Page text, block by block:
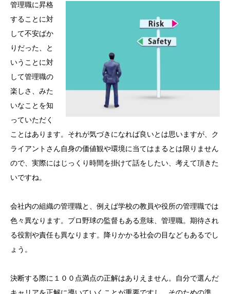
管理職に昇格
することに対
して不安ばか
りだった、と
いうことに対
して管理職の
楽しさ、みた
いなことを知
っていただく
ことはあります。それが気づきになれば良いとは思いますが、ク
ライアントさん自身の価値観や環境に当てはまるとは限りません
ので、実際にはじっくり時間を掛けて話をしたい、考えて頂きた
いですね。
会社内の組織の管理職と、例えば学校の教員や役所の管理職では
色々異なります。プロ野球の監督もある意味、管理職。期待され
る役割や責任も異なります。降りかかる社会の目などもあるでし
ょう。
決断する際に１００点満点の正解はありえません。自分で選んだ